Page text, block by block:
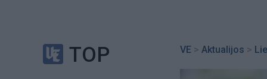
TOP VE > Aktualijos >